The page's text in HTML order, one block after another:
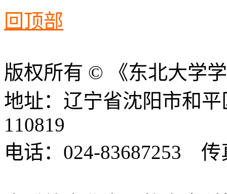
回顶部
版权所有 © 《东北大学
地址：辽宁省沈阳市和
110819
电话：024-83687253